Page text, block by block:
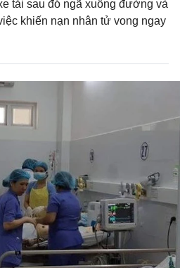
tải sau đó ngã xuống đường và
khiến nạn nhân tử vong ngay